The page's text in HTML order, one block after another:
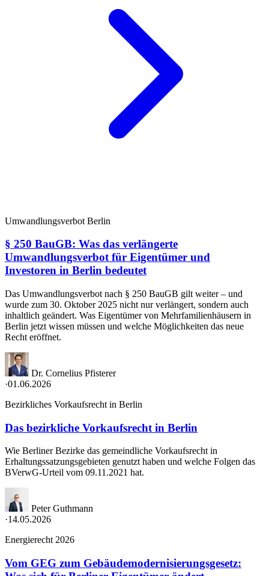
Umwandlungsverbot Berlin
§ 250 BauGB: Was das verlängerte
Umwandlungsverbot für Eigentümer und
Investoren in Berlin bedeutet
Das Umwandlungsverbot nach § 250 BauGB gilt weiter – und
wurde zum 30. Oktober 2025 nicht nur verlängert, sondern auch
inhaltlich geändert. Was Eigentümer von Mehrfamilienhäusern in
Berlin jetzt wissen müssen und welche Möglichkeiten das neue
Recht eröffnet.
Dr. Cornelius Pfisterer
·01.06.2026
Bezirkliches Vorkaufsrecht in Berlin
Das bezirkliche Vorkaufsrecht in Berlin
Wie Berliner Bezirke das gemeindliche Vorkaufsrecht in
Erhaltungssatzungsgebieten genutzt haben und welche Folgen das
BVerwG-Urteil vom 09.11.2021 hat.
Peter Guthmann
·14.05.2026
Energierecht 2026
Vom GEG zum Gebäudemodernisierungsgesetz: